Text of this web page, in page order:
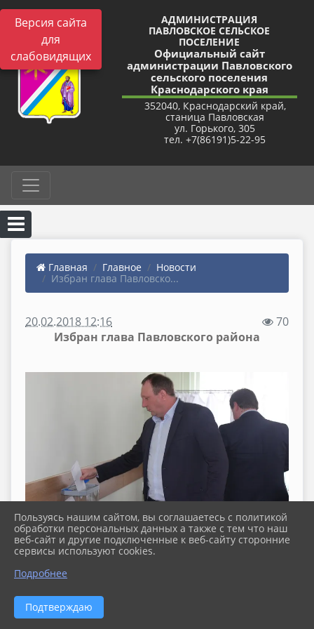
Версия сайта
для
слабовидящих
АДМИНИСТРАЦИЯ
ПАВЛОВСКОЕ СЕЛЬСКОЕ
ПОСЕЛЕНИЕ
Официальный сайт
администрации Павловского
сельского поселения
Краснодарского края
352040, Краснодарский край,
станица Павловская
ул. Горького, 305
тел. +7(86191)5-22-95
Главная Главное
Новости
Избран глава Павловско...
20.02.2018 12:16
70
Избран глава Павловского района
Пользуясь нашим сайтом, вы соглашаетесь с политикой
обработки персональных данных а также с тем что наш
веб-сайт и другие подключенные к веб-сайту сторонние
сервисы используют cookies.
Подробнее
Подтверждаю